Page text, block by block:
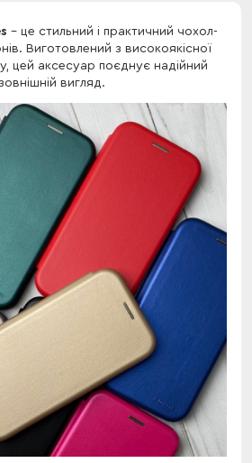
- це стильний і практичний чохол-
Виготовлений з високоякісної
цей аксесуар поєднує надійний
вигляд.